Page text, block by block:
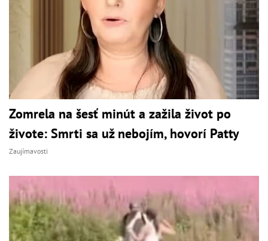
Zomrela na šesť minút a zažila život po
živote: Smrti sa už nebojím, hovorí Patty
Zaujímavosti